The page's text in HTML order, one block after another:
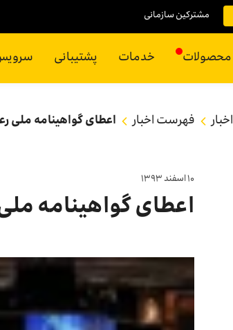
مشترکین سازمانی
محصولات خدمات پشتیبانی
اخبار فهرست اخبار اعطای گواهینامه ملی
۱۰ اسفند ۱۳۹۳
اعطای گواهینامه